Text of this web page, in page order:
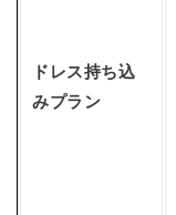
ドレス持ち込
みプラン